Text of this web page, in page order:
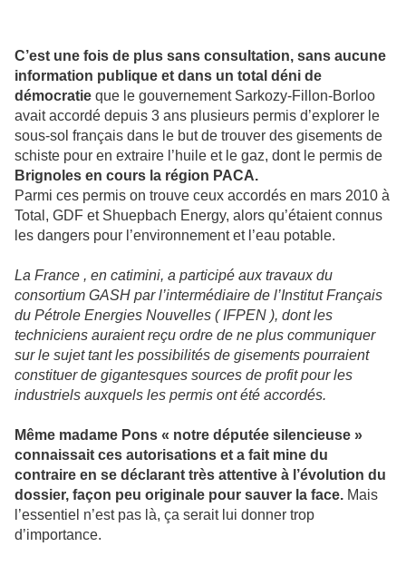
C’est une fois de plus sans consultation, sans aucune
information publique et dans un total déni de
démocratie que le gouvernement Sarkozy-Fillon-Borloo
avait accordé depuis 3 ans plusieurs permis d’explorer le
sous-sol français dans le but de trouver des gisements de
schiste pour en extraire l’huile et le gaz, dont le permis de
Brignoles en cours la région PACA.
Parmi ces permis on trouve ceux accordés en mars 2010 à
Total, GDF et Shuepbach Energy, alors qu’étaient connus
les dangers pour l’environnement et l’eau potable.
La France , en catimini, a participé aux travaux du
consortium GASH par l’intermédiaire de l’Institut Français
du Pétrole Energies Nouvelles ( IFPEN ), dont les
techniciens auraient reçu ordre de ne plus communiquer
sur le sujet tant les possibilités de gisements pourraient
constituer de gigantesques sources de profit pour les
industriels auxquels les permis ont été accordés.
Même madame Pons « notre députée silencieuse »
connaissait ces autorisations et a fait mine du
contraire en se déclarant très attentive à l’évolution du
dossier, façon peu originale pour sauver la face. Mais
l’essentiel n’est pas là, ça serait lui donner trop
d’importance.